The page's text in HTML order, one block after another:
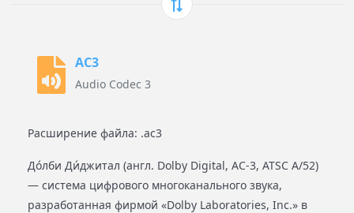
AC3
Audio Codec 3
Расширение файла: .ac3
До́лби Ди́джитал (англ. Dolby Digital, AC-3, ATSC A/52)
— система цифрового многоканального звука,
разработанная фирмой «Dolby Laboratories, Inc.» в